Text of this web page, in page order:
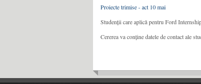
Proiecte trimise - act 10 mai
Studenții care aplică pentru Ford
Cererea va conține datele de contact ale